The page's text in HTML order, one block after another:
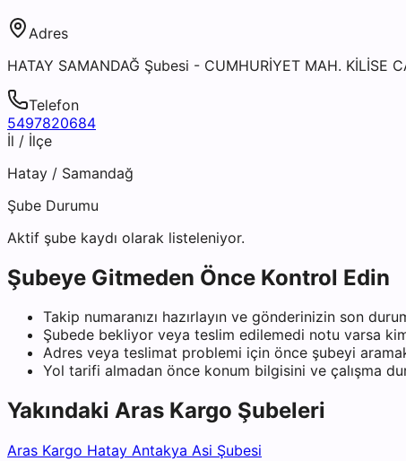
Adres
HATAY SAMANDAĞ Şubesi - CUMHURİYET MAH. KİLİSE
Telefon
5497820684
İl / İlçe
Hatay / Samandağ
Şube Durumu
Aktif şube kaydı olarak listeleniyor.
Şubeye Gitmeden Önce Kontrol Edin
Takip numaranızı hazırlayın ve gönderinizin son
Şubede bekliyor veya teslim edilemedi notu varsa
Adres veya teslimat problemi için önce şubeyi
Yol tarifi almadan önce konum bilgisini ve çalışma
Yakındaki Aras Kargo Şubeleri
Aras Kargo Hatay Antakya Asi Şubesi